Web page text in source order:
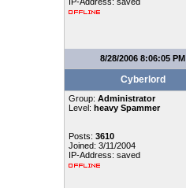
8/28/2006 8:06:05 PM
Cyberlord
Group: Administrator
Level: heavy Spammer
Posts: 3610
Joined: 3/11/2004
IP-Address: saved